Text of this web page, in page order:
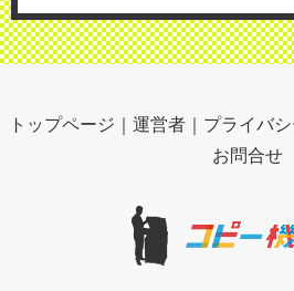
トップページ ｜ 運営者 ｜ プライバ
お問合せ